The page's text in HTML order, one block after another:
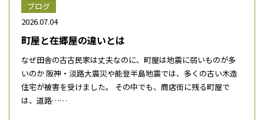
ブログ
2026.07.04
町屋と在郷屋の違いとは
なぜ田舎の古古民家は丈夫なのに、町屋は地震に弱いものが多
いのか 阪神・淡路大震災や能登半島地震では、多くの古い木造
住宅が被害を受けました。 その中でも、商店街に残る町屋で
は、道路……